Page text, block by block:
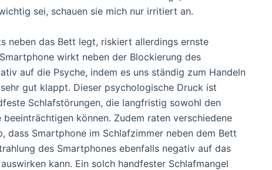
sei, schauen sie mich nur irritiert an.
neben das Bett legt, riskiert allerdings ernste
wirkt neben der Blockierung des
auf die Psyche, indem es uns ständig zum Handeln
gut klappt. Dieser psychologische Druck ist
Schlafstörungen, die langfristig sowohl den
beeinträchtigen können. Zudem raten verschiedene
dass Smartphone im Schlafzimmer neben dem Bett
des Smartphones ebenfalls negativ auf das
kann. Ein solch handfester Schlafmangel